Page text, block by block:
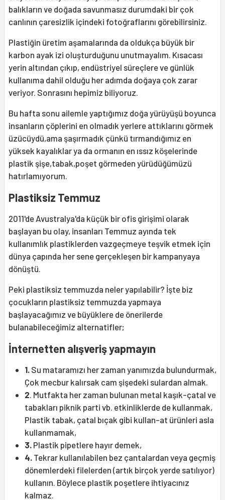
balıkların ve doğada savunmasız durumdaki bir çok
canlının çaresizlik içindeki fotoğraflarını görebilirsiniz.
Plastiğin üretim aşamalarında da oldukça büyük bir
karbon ayak izi oluşturduğunu unutmayalım. Kısacası
yerin altından çıkıp, endüstriyel süreçlere ve günlük
kullanıma dahil olduğu her adımda doğaya çok zarar
veriyor. Sonrasını hepimiz biliyoruz.
Bu hafta sonu ailemle yaptığımız doğa yürüyüşü boyunca
insanların çöplerini en olmadık yerlere attıklarını görmek
üzücüydü,ama şaşırmadık çünkü tırmandığımız en
yüksek kayalıklar ya da ormanın en ıssız köşelerinde
plastik şişe,tabak,poşet görmeden yürüdüğümüzü
hatırlamıyorum.
Plastiksiz Temmuz
2011'de Avustralya'da küçük bir ofis girişimi olarak
başlayan bu olay, insanları Temmuz ayında tek
kullanımlık plastiklerden vazgeçmeye teşvik etmek için
dünya çapında her sene gerçekleşen bir kampanyaya
dönüştü.
Peki plastiksiz temmuzda neler yapılabilir? İşte biz
çocukların plastiksiz temmuzda yapmaya
başlayacağımız ve büyüklere de önerilerde
bulanabileceğimiz alternatifler;
İnternetten alışveriş yapmayın
1. Su mataramızı her zaman yanımızda bulundurmak,
Çok mecbur kalırsak cam şişedeki sulardan almak.
2. Mutfakta her zaman bulunan metal kaşık-çatal ve
tabakları piknik parti vb. etkinliklerde de kullanmak,
Plastik tabak, çatal bıçak gibi kullan-at ürünleri asla
kullanmamak,
3. Plastik pipetlere hayır demek,
4. Tekrar kullanılabilen bez çantalardan veya geçmiş
dönemlerdeki filelerden (artık birçok yerde satılıyor)
kullanın. Böylece plastik poşetlere ihtiyacınız
kalmaz.